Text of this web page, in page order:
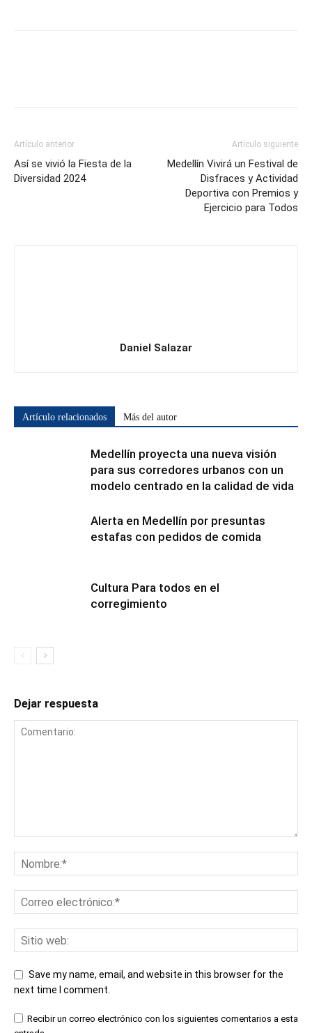
Artículo anterior
Así se vivió la Fiesta de la
Diversidad 2024
Artículo siguiente
Medellín Vivirá un Festival de
Disfraces y Actividad
Deportiva con Premios y
Ejercicio para Todos
Daniel Salazar
Artículo relacionados Más del autor
Medellín proyecta una nueva visión
para sus corredores urbanos con un
modelo centrado en la calidad de vida
Alerta en Medellín por presuntas
estafas con pedidos de comida
Cultura Para todos en el
corregimiento
Dejar respuesta
Save my name, email, and website in this browser for the
next time I comment.
Recibir un correo electrónico con los siguientes comentarios a esta